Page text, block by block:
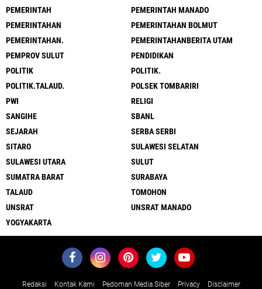
PEMERINTAH
PEMERINTAH MANADO
PEMERINTAHAN
PEMERINTAHAN BOLMUT
PEMERINTAHAN.
PEMERINTAHANBERITA UTAM
PEMPROV SULUT
PENDIDIKAN
POLITIK
POLITIK.
POLITIK.TALAUD.
POLSEK TOMBARIRI
PWI
RELIGI
SANGIHE
SBANL
SEJARAH
SERBA SERBI
SITARO
SULAWESI SELATAN
SULAWESI UTARA
SULUT
SUMATRA BARAT
SURABAYA
TALAUD
TOMOHON
UNSRAT
UNSRAT MANADO
YOGYAKARTA
Redaksi Kontak Kami Pedoman Media Siber Privacy Disclaimer